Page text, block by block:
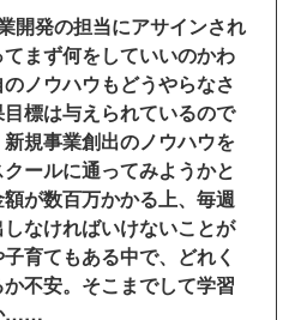
開発の担当にアサインされ
まず何をしていいのかわ
ノウハウもどうやらなさ
標は与えられているので
規事業創出のノウハウを
ールに通ってみようかと
が数百万かかる上、毎週
なければいけないことが
育てもある中で、どれく
不安。そこまでして学習
……